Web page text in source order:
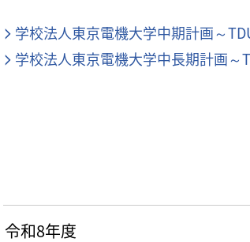
学校法人東京電機大学中期計画～
学校法人東京電機大学中長期計画
令和8年度